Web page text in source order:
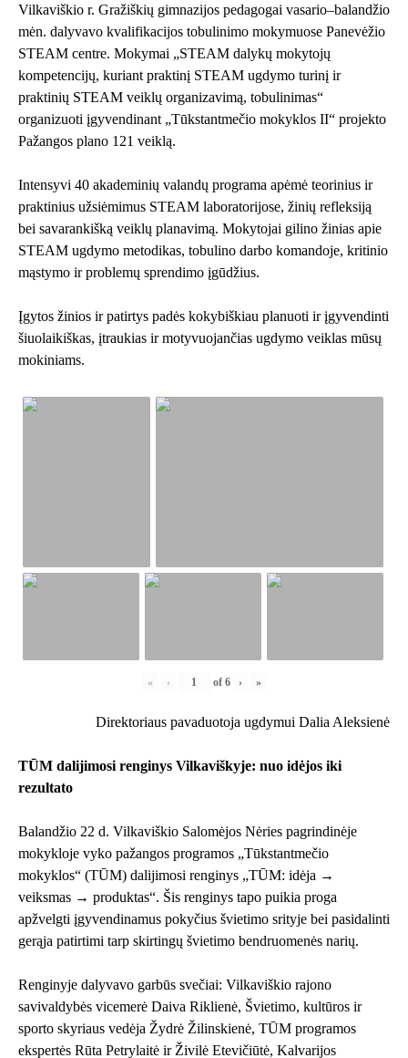
Vilkaviškio r. Gražiškių gimnazijos pedagogai vasario–balandžio
mėn. dalyvavo kvalifikacijos tobulinimo mokymuose Panevėžio
STEAM centre. Mokymai „STEAM dalykų mokytojų
kompetencijų, kuriant praktinį STEAM ugdymo turinį ir
praktinių STEAM veiklų organizavimą, tobulinimas“
organizuoti įgyvendinant „Tūkstantmečio mokyklos II“ projekto
Pažangos plano 121 veiklą.
Intensyvi 40 akademinių valandų programa apėmė teorinius ir
praktinius užsiėmimus STEAM laboratorijose, žinių refleksiją
bei savarankišką veiklų planavimą. Mokytojai gilino žinias apie
STEAM ugdymo metodikas, tobulino darbo komandoje, kritinio
mąstymo ir problemų sprendimo įgūdžius.
Įgytos žinios ir patirtys padės kokybiškiau planuoti ir įgyvendinti
šiuolaikiškas, įtraukias ir motyvuojančias ugdymo veiklas mūsų
mokiniams.
« ‹ of 6 › »
Direktoriaus pavaduotoja ugdymui Dalia Aleksienė
TŪM dalijimosi renginys Vilkaviškyje: nuo idėjos iki
rezultato
Balandžio 22 d. Vilkaviškio Salomėjos Nėries pagrindinėje
mokykloje vyko pažangos programos „Tūkstantmečio
mokyklos“ (TŪM) dalijimosi renginys „TŪM: idėja →
veiksmas → produktas“. Šis renginys tapo puikia proga
apžvelgti įgyvendinamus pokyčius švietimo srityje bei pasidalinti
gerąja patirtimi tarp skirtingų švietimo bendruomenės narių.
Renginyje dalyvavo garbūs svečiai: Vilkaviškio rajono
savivaldybės vicemerė Daiva Riklienė, Švietimo, kultūros ir
sporto skyriaus vedėja Žydrė Žilinskienė, TŪM programos
ekspertės Rūta Petrylaitė ir Živilė Etevičiūtė, Kalvarijos